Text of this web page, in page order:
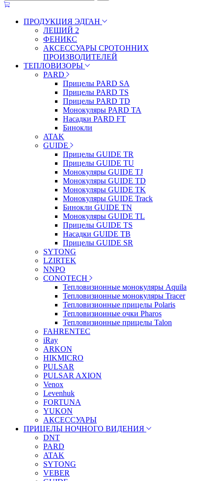
ПРОДУКЦИЯ ЭДГАН
ЛЕШИЙ 2
ФЕНИКС
АКСЕССУАРЫ СРОТОННИХ
ПРОИЗВОДИТЕЛЕЙ
ТЕПЛОВИЗОРЫ
PARD
Прицелы PARD SA
Прицелы PARD TS
Прицелы PARD TD
Монокуляры PARD TA
Насадки PARD FT
Бинокли
ATAK
GUIDE
Прицелы GUIDE TR
Прицелы GUIDE TU
Монокуляры GUIDE TJ
Монокуляры GUIDE TD
Монокуляры GUIDE TK
Монокуляры GUIDE Track
Бинокли GUIDE TN
Монокуляры GUIDE TL
Прицелы GUIDE TS
Насадки GUIDE TB
Прицелы GUIDE SR
SYTONG
LZIRTEK
NNPO
CONOTECH
Тепловизионные монокуляры Aquila
Тепловизионные монокуляры Tracer
Тепловизионные прицелы Polaris
Тепловизионные очки Pharos
Тепловизионные прицелы Talon
FAHRENTEC
iRay
ARKON
HIKMICRO
PULSAR
PULSAR AXION
Venox
Levenhuk
FORTUNA
YUKON
АКСЕССУАРЫ
ПРИЦЕЛЫ НОЧНОГО ВИДЕНИЯ
DNT
PARD
ATAK
SYTONG
VEBER